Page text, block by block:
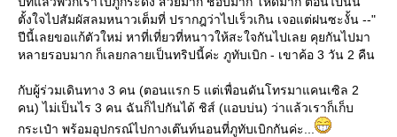
ตั้งใจไปสัมผัสลมหนาวเต็มที่ ปรากฎว่าไปเร็วเกิน เจอแต่ฝนซะงั้น --"
ปีนี้เลยขอแก้ตัวใหม่ หาที่เที่ยวที่หนาวให้สะใจกันไปเลย คุยกันไปมา
หลายรอบมาก ก็เลยกลายเป็นทริปนี้ค่ะ ภูทับเบิก - เขาค้อ 3 วัน 2 คืน
กับผู้ร่วมเดินทาง 3 คน (ตอนแรก 5 แต่เพื่อนดันโทรมาแคนเซิล 2
คน) ไม่เป็นไร 3 คน ฉันก็ไปกันได้ ชิส์ (แอบบ่น) ว่าแล้วเราก็เก็บ
กระเป๋า พร้อมอุปกรณ์ไปกางเต๊นท์นอนที่ภูทับเบิกกันค่ะ...